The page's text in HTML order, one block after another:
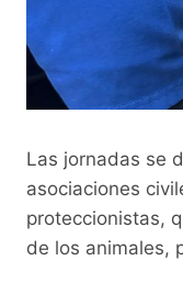
Las jornadas se
asociaciones
proteccionistas,
de los animales,